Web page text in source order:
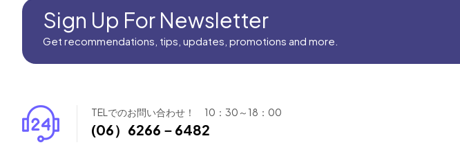
Sign Up For Newsletter
Get recommendations, tips, updates, promotions and more.
TELでのお問い合わせ！ 10：30～18：00
(06）6266－6482